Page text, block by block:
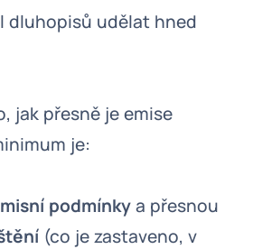
dluhopisů udělat hned
jak přesně je emise
je:
podmínkya přesnou
(co je zastaveno, v